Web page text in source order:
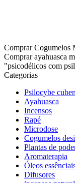
Comprar Cogumelos
Comprar ayahuasca
"psicodélicos com
Categorias
Psilocybe
Ayahuasca
Incensos
Rapé
Microdose
Cogumelos
Plantas de
Aromaterapia
Óleos
Difusores